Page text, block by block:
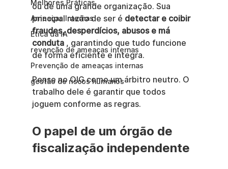
Melhores Práticas
Ameaças Internas
Ética da IA
revenção de ameaças internas
Prevenção de ameaças internas
gestão de riscos humanos
ou de uma grande organização. Sua
principal razão de ser é detectar e coibir
fraudes, desperdícios, abusos e má
conduta , garantindo que tudo funcione
de forma eficiente e íntegra.
Pense no OIG como um árbitro neutro. O
trabalho dele é garantir que todos
joguem conforme as regras.
O papel de um órgão de
fiscalização independente